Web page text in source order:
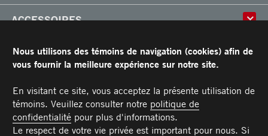
Carrières
X-Treme
Boîtes réfrigérées
Arctik
Réparation et installation
Pièces
ACCESSOIRES
Toits
Planchers
Barres d'attaches
Éclairages
Poignées
RESSOURCES
Garantie limitée de Transit
Manuel du propriétaire et Procédures d’entretien recommandées
NOUS JOINDRE
Téléphone : 514 382-0104
Sans frais :1 877 382-0104
Télécopieur :514 383-5636
Pièces :PIECES@TRANSIT.CA
Service :SERVICE@TRANSIT.CA
Ventes :VENTES@TRANSIT.CA
3600, boulevard Industriel
Nous utilisons des témoins de navigation (cookies) afin de
vous fournir la meilleure expérience sur notre site.
En visitant ce site, vous acceptez la présente utilisation de
témoins. Veuillez consulter notre politique de
confidentialitépour plus d'informations.
Le respect de votre vie privée est important pour nous. Si